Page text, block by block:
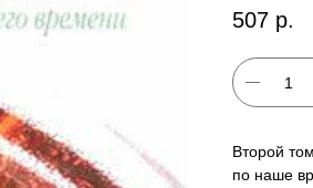
507 р.
Второй
по наше